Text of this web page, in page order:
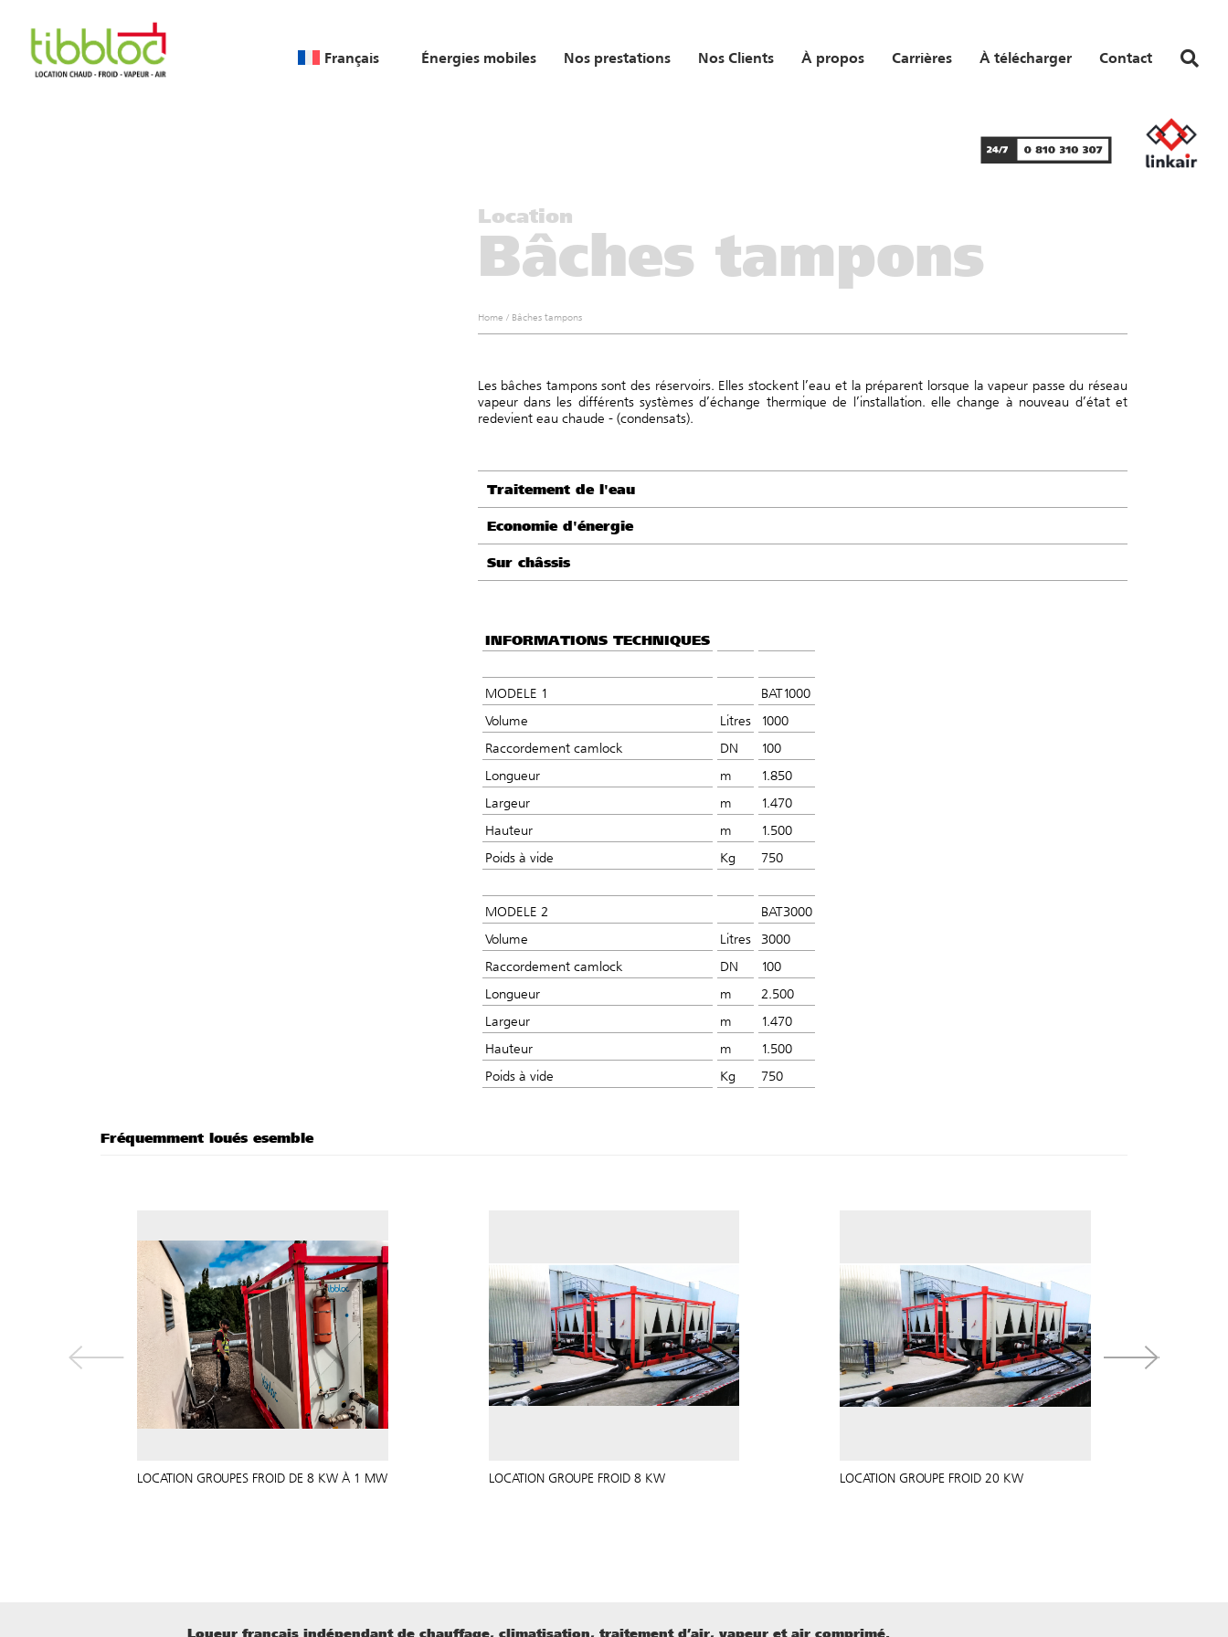
Français Énergies mobiles Nos prestations Nos Clients À propos Carrières À télécharger Contact
Location
Bâches tampons
Home / Bâches tampons
Les bâches tampons sont des réservoirs. Elles stockent l’eau et la préparent lorsque la vapeur passe du réseau
vapeur dans les différents systèmes d’échange thermique de l’installation. elle change à nouveau d’état et
redevient eau chaude - (condensats).
Traitement de l'eau
Economie d'énergie
Sur châssis
INFORMATIONS TECHNIQUES
MODELE 1
BAT1000
Volume
Litres
1000
Raccordement camlock
DN
100
Longueur
m
1.850
Largeur
m
1.470
Hauteur
m
1.500
Poids à vide
Kg 750
MODELE 2
BAT3000
Volume
Litres
3000
Raccordement camlock
DN
100
Longueur
m
2.500
Largeur
m
1.470
Hauteur
m
1.500
Poids à vide
Kg 750
Fréquemment loués esemble
LOCATION GROUPES FROID DE 8 KW À 1 MW LOCATION GROUPE FROID 8 KW LOCATION GROUPE FROID 20 KW
Loueur français indépendant de chauffage, climatisation, traitement d’air, vapeur et air comprimé.